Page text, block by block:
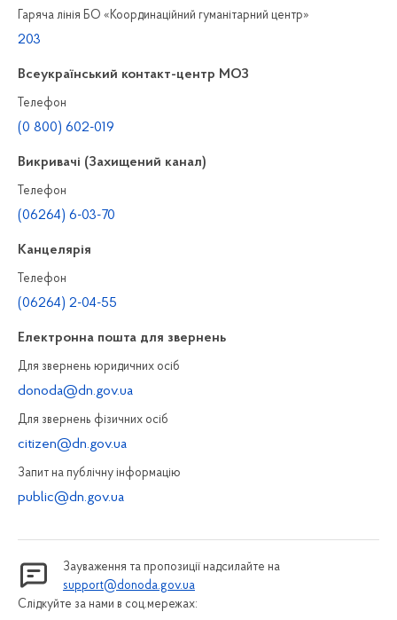
Гаряча лінія БО «Координаційний гуманітарний центр»
203
Всеукраїнський контакт-центр МОЗ
Телефон
(0 800) 602-019
Викривачі (Захищений канал)
Телефон
(06264) 6-03-70
Канцелярiя
Телефон
(06264) 2-04-55
Електронна пошта для звернень
Для звернень юридичних осiб
donoda@dn.gov.ua
Для звернень фізичних осiб
citizen@dn.gov.ua
Запит на публiчну інформацiю
public@dn.gov.ua
Зауваження та пропозиції надсилайте на
support@donoda.gov.ua
Слідкуйте за нами в соц.мережах: